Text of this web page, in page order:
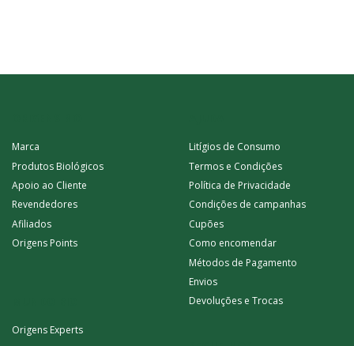
Marca
Produtos Biológicos
Apoio ao Cliente
Revendedores
Afiliados
Origens Points
Litígios de Consumo
Termos e Condições
Política de Privacidade
Condições de campanhas
Cupões
Como encomendar
Métodos de Pagamento
Envios
Devoluções e Trocas
Origens Experts